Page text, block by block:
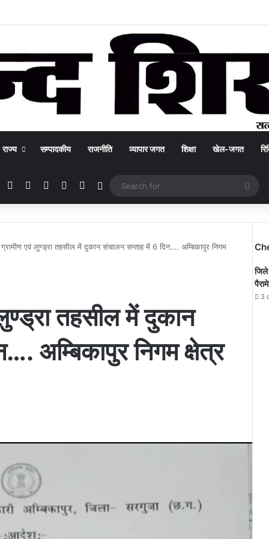
राज्य सम्पादकीय राजनीति व्यापार जगत शिक्षा खेल-जगत
Facebook YouTubeInstagramWhatsApp
Switch skin
for
ग्रामीण एवं लुण्ड्रा तहसील में दुकान संचालन सप्ताह में 6 दिन…. अम्बिकापुर निगम
तहसील में दुकान
अम्बिकापुर निगम क्षेत्र
जिले
3